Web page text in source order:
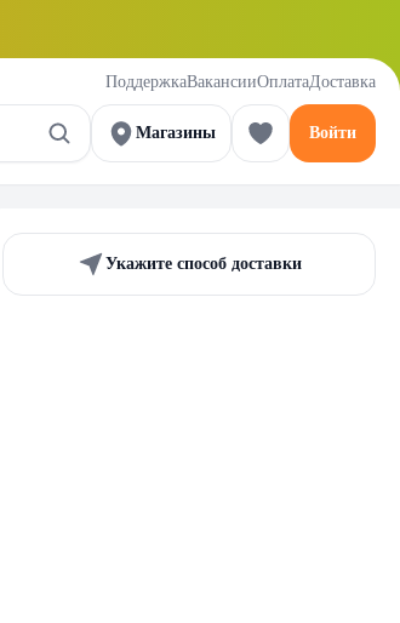
ПоддержкаВакансииОплатаДоставка
Магазины Войти
Укажите способ доставки